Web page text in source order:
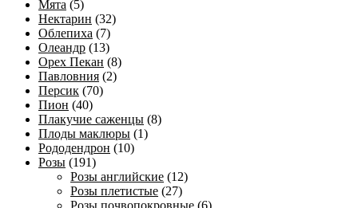
Мята (5)
Нектарин (32)
Облепиха (7)
Олеандр (13)
Орех Пекан (8)
Павловния (2)
Персик (70)
Пион (40)
Плакучие саженцы (8)
Плоды маклюры (1)
Рододендрон (10)
Розы (191)
Розы английские (12)
Розы плетистые (27)
Розы почвопокровные (6)